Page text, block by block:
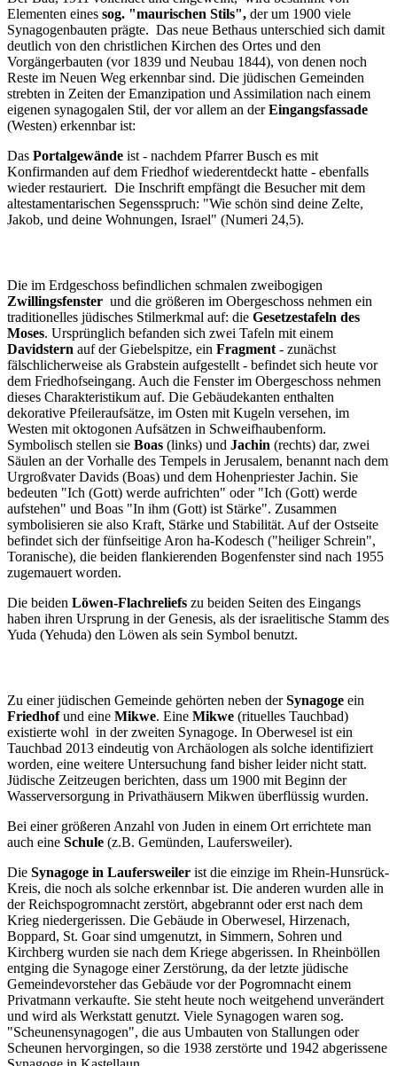
Elementen eines sog. "maurischen Stils", der um 1900 viele
Synagogenbauten prägte. Das neue Bethaus unterschied sich damit
deutlich von den christlichen Kirchen des Ortes und den
Vorgängerbauten (vor 1839 und Neubau 1844), von denen noch
Reste im Neuen Weg erkennbar sind. Die jüdischen Gemeinden
strebten in Zeiten der Emanzipation und Assimilation nach einem
eigenen synagogalen Stil, der vor allem an derEingangsfassade
(Westen) erkennbar ist:
Das Portalgewände ist - nachdem Pfarrer Busch es mit
Konfirmanden auf dem Friedhof wiederentdeckt hatte - ebenfalls
wieder restauriert. Die Inschrift empfängt die Besucher mit dem
altestamentarischen Segensspruch: "Wie schön sind deine Zelte,
Jakob, und deine Wohnungen, Israel" (Numeri 24,5).
Die im Erdgeschoss befindlichen schmalen zweibogigen
Zwillingsfenster und die größeren im Obergeschoss nehmen ein
traditionelles jüdisches Stilmerkmal auf: die Gesetzestafeln des
Moses. Ursprünglich befanden sich zwei Tafeln mit einem
Davidstern auf der Giebelspitze, ein Fragment - zunächst
fälschlicherweise als Grabstein aufgestellt - befindet sich heute vor
dem Friedhofseingang. Auch die Fenster im Obergeschoss nehmen
dieses Charakteristikum auf. Die Gebäudekanten enthalten
dekorative Pfeileraufsätze, im Osten mit Kugeln versehen, im
Westen mit oktogonen Aufsätzen in Schweifhaubenform.
Symbolisch stellen sie Boas (links) und Jachin (rechts) dar, zwei
Säulen an der Vorhalle des Tempels in Jerusalem, benannt nach dem
Urgroßvater Davids (Boas) und dem Hohenpriester Jachin. Sie
bedeuten "Ich (Gott) werde aufrichten" oder "Ich (Gott) werde
aufstehen" und Boas "In ihm (Gott) ist Stärke". Zusammen
symbolisieren sie also Kraft, Stärke und Stabilität. Auf der Ostseite
befindet sich der fünfseitige Aron ha-Kodesch ("heiliger Schrein",
Toranische), die beiden flankierenden Bogenfenster sind nach 1955
zugemauert worden.
Die beiden Löwen-Flachreliefs zu beiden Seiten des Eingangs
haben ihren Ursprung in der Genesis, als der israelitische Stamm des
Yuda (Yehuda) den Löwen als sein Symbol benutzt.
Zu einer jüdischen Gemeinde gehörten neben derSynagoge ein
Friedhofund eine Mikwe. Eine Mikwe (rituelles Tauchbad)
existierte wohl in der zweiten Synagoge. In Oberwesel ist ein
Tauchbad 2013 eindeutig von Archäologen als solche identifiziert
worden, eine weitere Untersuchung fand bisher leider nicht statt.
Jüdische Zeitzeugen berichten, dass um 1900 mit Beginn der
Wasserversorgung in Privathäusern Mikwen überflüssig wurden.
Bei einer größeren Anzahl von Juden in einem Ort errichtete man
auch eine Schule (z.B. Gemünden, Laufersweiler).
Die Synagoge in Laufersweiler ist die einzige im Rhein-Hunsrück-
Kreis, die noch als solche erkennbar ist. Die anderen wurden alle in
der Reichspogromnacht zerstört, abgebrannt oder erst nach dem
Krieg niedergerissen. Die Gebäude in Oberwesel, Hirzenach,
Boppard, St. Goar sind umgenutzt, in Simmern, Sohren und
Kirchberg wurden sie nach dem Kriege abgerissen. In Rheinböllen
entging die Synagoge einer Zerstörung, da der letzte jüdische
Gemeindevorsteher das Gebäude vor der Pogromnacht einem
Privatmann verkaufte. Sie steht heute noch weitgehend unverändert
und wird als Werkstatt genutzt. Viele Synagogen waren sog.
"Scheunensynagogen", die aus Umbauten von Stallungen oder
Scheunen hervorgingen, so die 1938 zerstörte und 1942 abgerissene